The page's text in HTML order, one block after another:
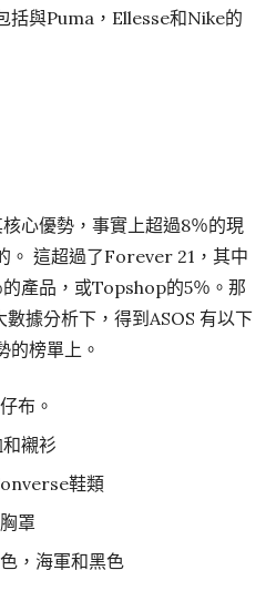
括與Puma，Ellesse和Nike的
心優勢，事實上超過8％的現
。 這超過了Forever 21，其中
產品，或Topshop的5％。那
據分析下，得到ASOS 有以下
的榜單上。
布。
襯衫
鞋類
罩
，海軍和黑色